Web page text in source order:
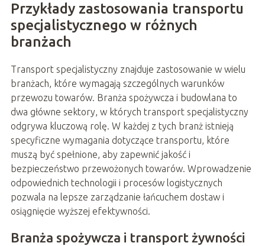
Przykłady zastosowania transportu
specjalistycznego w różnych
branżach
Transport specjalistyczny znajduje zastosowanie w wielu
branżach, które wymagają szczególnych warunków
przewozu towarów. Branża spożywcza i budowlana to
dwa główne sektory, w których transport specjalistyczny
odgrywa kluczową rolę. W każdej z tych branż istnieją
specyficzne wymagania dotyczące transportu, które
muszą być spełnione, aby zapewnić jakość i
bezpieczeństwo przewożonych towarów. Wprowadzenie
odpowiednich technologii i procesów logistycznych
pozwala na lepsze zarządzanie łańcuchem dostaw i
osiągnięcie wyższej efektywności.
Branża spożywcza i transport żywności